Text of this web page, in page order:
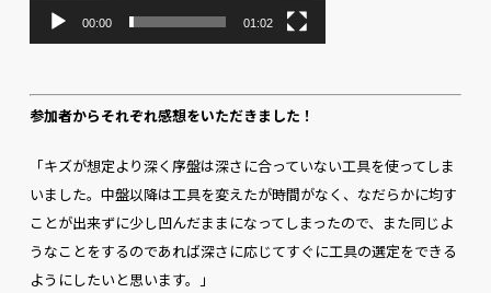
00:00 01:02
参加者からそれぞれ感想をいただきました！
「キズが想定より深く序盤は深さに合っていない工具を使ってしま
いました。中盤以降は工具を変えたが時間がなく、なだらかに均す
ことが出来ずに少し凹んだままになってしまったので、また同じよ
うなことをするのであれば深さに応じてすぐに工具の選定をできる
ようにしたいと思います。」